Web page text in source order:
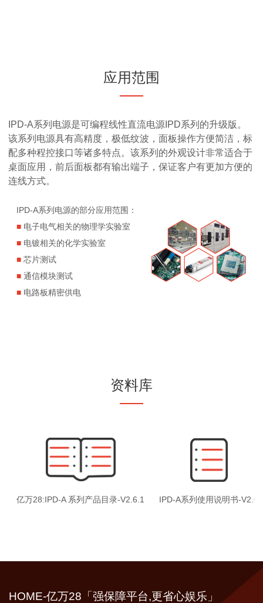
应用范围
IPD-A系列电源是可编程线性直流电源IPD系列的升级版。
该系列电源具有高精度，极低纹波，面板操作方便简洁，标
配多种程控接口等诸多特点。该系列的外观设计非常适合于
桌面应用，前后面板都有输出端子，保证客户有更加方便的
连线方式。
IPD-A系列电源的部分应用范围：
■ 电子电气相关的物理学实验室
■ 电镀相关的化学实验室
■芯片测试
■通信模块测试
■ 电路板精密供电
资料库
亿万28:IPD-A 系列产品目录-V2.6.1 IPD-A系列使用说明书-V2.6
HOME-亿万28「强保障平台,更省心娱乐」